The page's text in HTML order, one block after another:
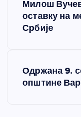
Милош
оставку на
Србије
Одржана 9.
општине